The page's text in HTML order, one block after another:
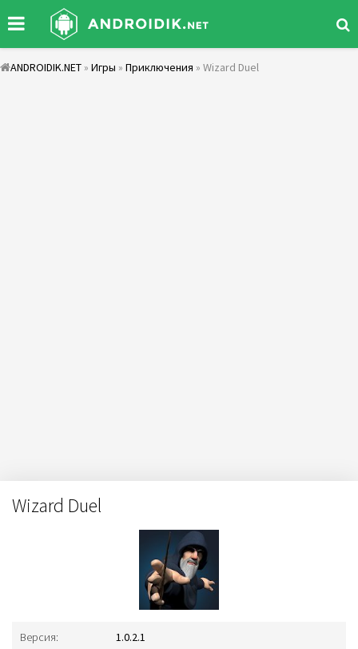
ANDROIDIK.NET » Игры » Приключения » Wizard Duel
Wizard Duel
Версия: 1.0.2.1